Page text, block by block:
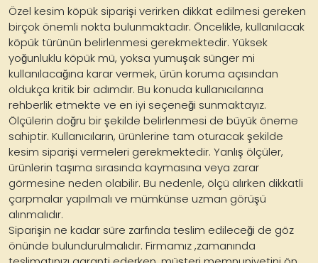
Özel kesim köpük siparişi verirken dikkat edilmesi gereken
birçok önemli nokta bulunmaktadır. Öncelikle, kullanılacak
köpük türünün belirlenmesi gerekmektedir. Yüksek
yoğunluklu köpük mü, yoksa yumuşak sünger mi
kullanılacağına karar vermek, ürün koruma açısından
oldukça kritik bir adımdır. Bu konuda kullanıcılarına
rehberlik etmekte ve en iyi seçeneği sunmaktayız.
Ölçülerin doğru bir şekilde belirlenmesi de büyük öneme
sahiptir. Kullanıcıların, ürünlerine tam oturacak şekilde
kesim siparişi vermeleri gerekmektedir. Yanlış ölçüler,
ürünlerin taşıma sırasında kaymasına veya zarar
görmesine neden olabilir. Bu nedenle, ölçü alırken dikkatli
çarpmalar yapılmalı ve mümkünse uzman görüşü
alınmalıdır.
Siparişin ne kadar süre zarfında teslim edileceği de göz
önünde bulundurulmalıdır. Firmamız ,zamanında